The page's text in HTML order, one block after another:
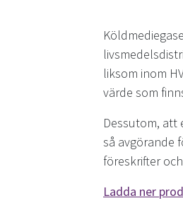
liksom inom
värde som
Dessutom,
så avgörande
föreskrifter
Ladda ner